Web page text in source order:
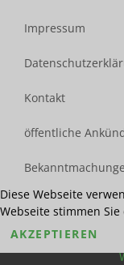
Impressum
Kontakt
öffentliche
Diese Webseite
Webseite stimmen
AKZEPTIEREN